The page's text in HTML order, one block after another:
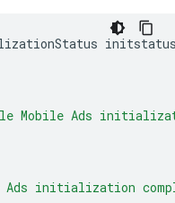
Mobile Ads
Ads initialization